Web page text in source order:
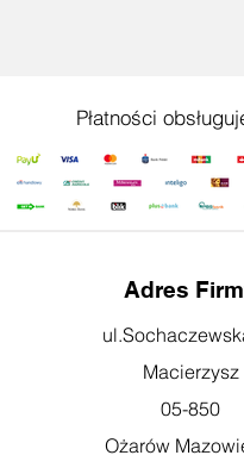
Płatności
Adres
Macierzysz
05-850
Ożarów